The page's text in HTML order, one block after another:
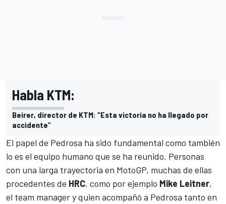
Habla KTM:
Beirer, director de KTM: “Esta victoria no ha llegado por
accidente”
El papel de Pedrosa ha sido fundamental como también
lo es el equipo humano que se ha reunido. Personas
con una larga trayectoria en MotoGP, muchas de ellas
procedentes de HRC, como por ejemplo Mike Leitner,
el team manager y quien acompañó a Pedrosa tanto en